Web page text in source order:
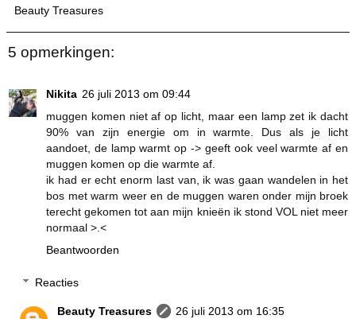
Beauty Treasures
5 opmerkingen:
Nikita 26 juli 2013 om 09:44
muggen komen niet af op licht, maar een lamp zet ik dacht
90% van zijn energie om in warmte. Dus als je licht
aandoet, de lamp warmt op -> geeft ook veel warmte af en
muggen komen op die warmte af.
ik had er echt enorm last van, ik was gaan wandelen in het
bos met warm weer en de muggen waren onder mijn broek
terecht gekomen tot aan mijn knieën ik stond VOL niet meer
normaal >.<
Beantwoorden
Reacties
Beauty Treasures
26 juli 2013 om 16:35